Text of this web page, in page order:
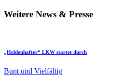
Weitere News & Presse
„Heldenhafter“ LKW startet durch
Bunt und Vielfältig